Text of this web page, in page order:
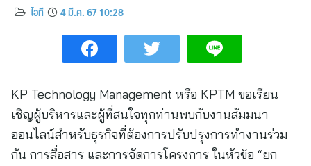
ไอที 4 มี.ค. 67 10:28
KP Technology Management หรือ KPTM ขอเรียน
เชิญผู้บริหารและผู้ที่สนใจทุกท่านพบกับงานสัมมนา
ออนไลน์สำหรับธุรกิจที่ต้องการปรับปรุงการทำงานร่วม
กัน การสื่อสาร และการจัดการโครงการ ในหัวข้อ “ยก